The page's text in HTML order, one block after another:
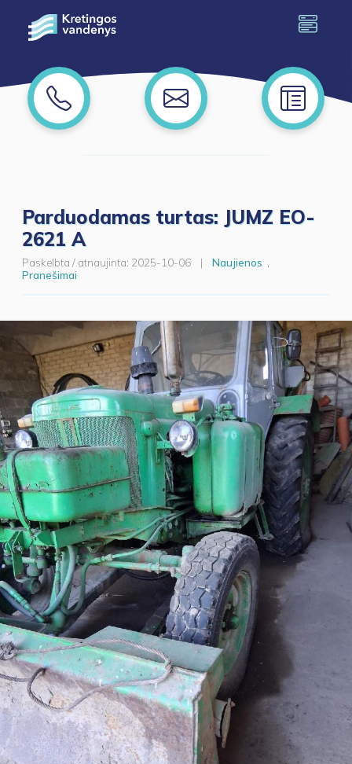
Parduodamas turtas: JUMZ EO-
2621 A
Paskelbta / atnaujinta: 2025-10-06 | Naujienos
Pranešimai